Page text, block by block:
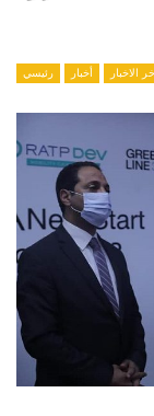
الاخبار أخبار رئيسي